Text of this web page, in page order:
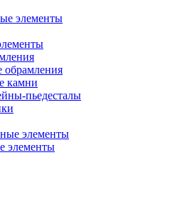
элементы
обрамления
камни
пьедесталы
элементы
элементы